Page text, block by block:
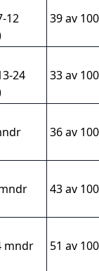
12
39 av 100
24
33 av 100
36 av 100
43 av 100
mndr
51 av 100